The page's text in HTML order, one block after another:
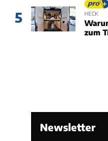
5
HECK
zum
Newsletter